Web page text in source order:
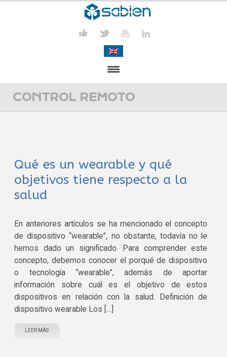
PRESENTACIÓN
ACTIVIDADES
COMUNICACIÓN
CONTROL REMOTO
Qué es un wearable y qué
objetivos tiene respecto a la
salud
En anteriores artículos se ha mencionado el concepto
de dispositivo “wearable”, no obstante, todavía no le
hemos dado un significado. Para comprender este
concepto, debemos conocer el porqué de dispositivo
o tecnología “wearable”, además de aportar
información sobre cuál es el objetivo de estos
dispositivos en relación con la salud. Definición de
dispositivo wearable Los […]
LEER MÁS